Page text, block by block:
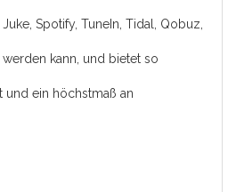
Spotify, TuneIn, Tidal, Qobuz,
kann, und bietet so
ein höchstmaß an